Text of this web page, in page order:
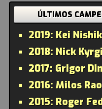
ÚLTIMOS
2019:Kei
2018:Nick
2017:Grigor
2016:Milos
2015:Roger